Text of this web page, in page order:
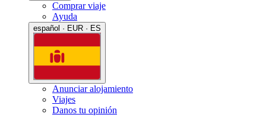
Comprar viaje
Ayuda
español · EUR · ES
Anunciar alojamiento
Viajes
Danos tu opinión